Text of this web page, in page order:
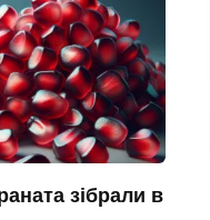
зібрали в